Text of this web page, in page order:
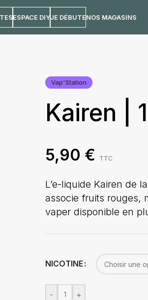
ESPACE DIYJE DÉBUTENOS MAGASINS
Vap'Station
Kairen |
5,90 € TTC
L’e-liquide Kairen de
associe fruits rouges,
vaper disponible en
NICOTINE
- +